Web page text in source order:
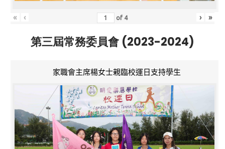
« ‹ of 4 › »
第三屆常務委員會 (2023-2024)
家職會主席楊女士親臨校運日支持學生